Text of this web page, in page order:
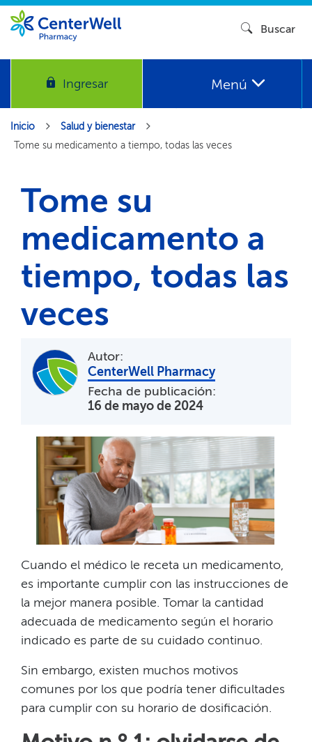
Buscar​​
Ingresar​​ Menú​​
Inicio​​
Salud y bienestar​​
Tome su medicamento a tiempo, todas las veces​​
Tome su
medicamento a
tiempo, todas las
veces​​
Autor:
CenterWell Pharmacy​​
Fecha de publicación:
16 de mayo de 2024
Cuando el médico le receta un medicamento,
es importante cumplir con las instrucciones de
la mejor manera posible. Tomar la cantidad
adecuada de medicamento según el horario
indicado es parte de su cuidado continuo.​​
Sin embargo, existen muchos motivos
comunes por los que podría tener dificultades
para cumplir con su horario de dosificación.​​